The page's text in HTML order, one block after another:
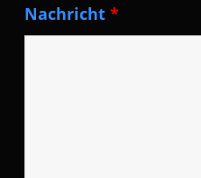
Nachricht*